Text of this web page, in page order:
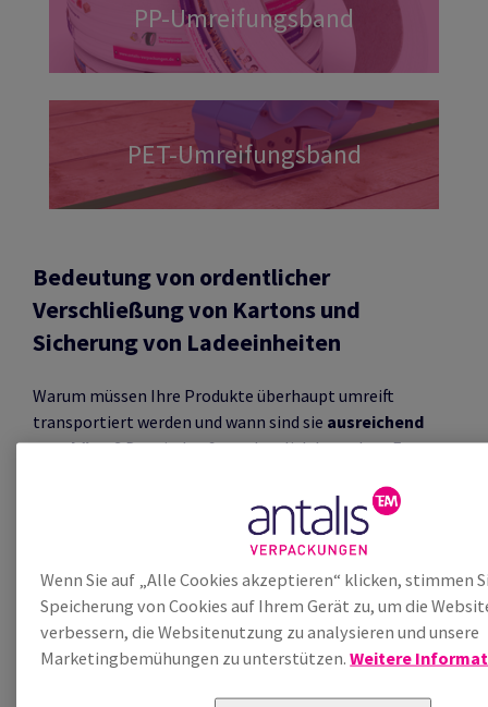
PP-Umreifungsband
Preiswert und vielseitig einsetzbar
PET-Umreifungsband
Bedeutung von ordentlicher
Verschließung von Kartons und
Sicherung von Ladeeinheiten
Warum müssen Ihre Produkte überhaupt umreift
transportiert werden und wann sind sie ausreichend
geschützt? Das sind außerordentlich komplexe Fragen.
Ist Ihr Produkt sehr empfindlich und verlangt es
zu berücksichtigen?
Was ist beim Entpacken und Lagern zu bedenken?
Wie wichtig ist Ihnen Nachhaltigkeit in diesem
Zusammenhängen?
Wenn Sie auf „Alle Cookies akzeptieren“ klicken, stimmen
Speicherung von Cookies auf Ihrem Gerät zu, um die
verbessern, die Websitenutzung zu analysieren und unsere
Marketingbemühungen zu unterstützen.Weitere